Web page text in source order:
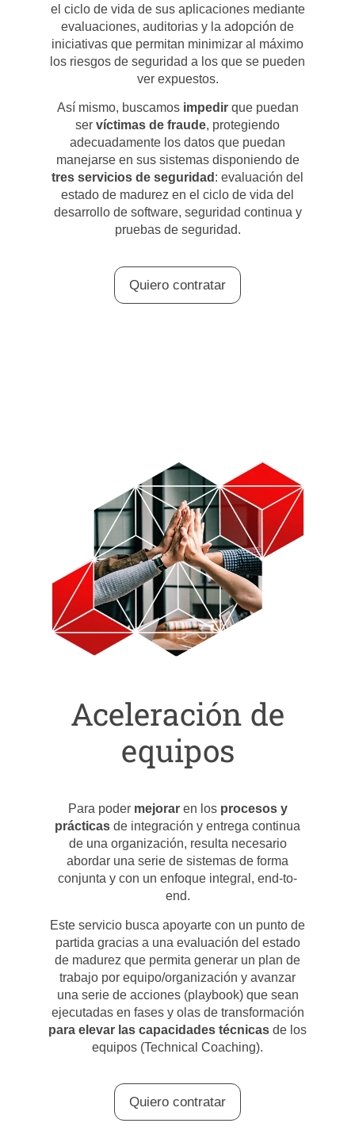
el ciclo de vida de sus aplicaciones mediante
evaluaciones, auditorias y la adopción de
iniciativas que permitan minimizar al máximo
los riesgos de seguridad a los que se pueden
ver expuestos.
Así mismo, buscamos impedirque puedan
ser víctimas de fraude, protegiendo
adecuadamente los datos que puedan
manejarse en sus sistemas disponiendo de
tres servicios de seguridad : evaluación del
estado de madurez en el ciclo de vida del
desarrollo de software, seguridad continua y
pruebas de seguridad.
Quiero contratar
Aceleración de
equipos
Para poder mejoraren los procesos y
prácticas de integración y entrega continua
de una organización, resulta necesario
abordar una serie de sistemas de forma
conjunta y con un enfoque integral, end-to-
end.
Este servicio busca apoyarte con un punto de
partida gracias a una evaluación del estado
de madurez que permita generar un plan de
trabajo por equipo/organización y avanzar
una serie de acciones (playbook) que sean
ejecutadas en fases y olas de transformación
para elevar las capacidades técnicas de los
equipos (Technical Coaching).
Quiero contratar